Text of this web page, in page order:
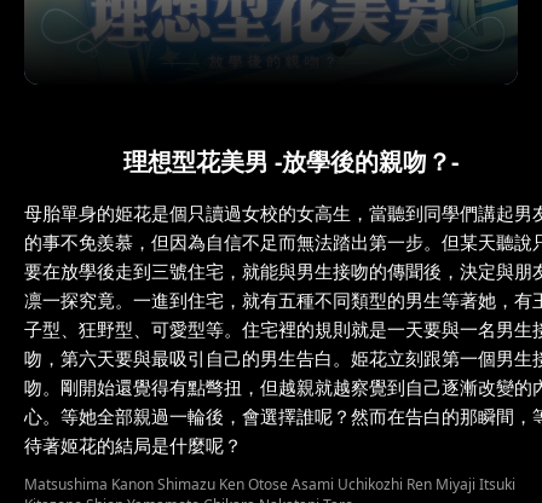
理想型花美男 -放學後的親吻？-
母胎單身的姫花是個只讀過女校的女高生，當聽到同學們講起男
的事不免羨慕，但因為自信不足而無法踏出第一步。但某天聽說
要在放學後走到三號住宅，就能與男生接吻的傳聞後，決定與朋
凛一探究竟。一進到住宅，就有五種不同類型的男生等著她，有
子型、狂野型、可愛型等。住宅裡的規則就是一天要與一名男生
吻，第六天要與最吸引自己的男生告白。姫花立刻跟第一個男生
吻。剛開始還覺得有點彆扭，但越親就越察覺到自己逐漸改變的
心。等她全部親過一輪後，會選擇誰呢？然而在告白的那瞬間，
待著姬花的結局是什麼呢？
Matsushima Kanon Shimazu Ken Otose Asami Uchikozhi Ren Miyaji Itsuki